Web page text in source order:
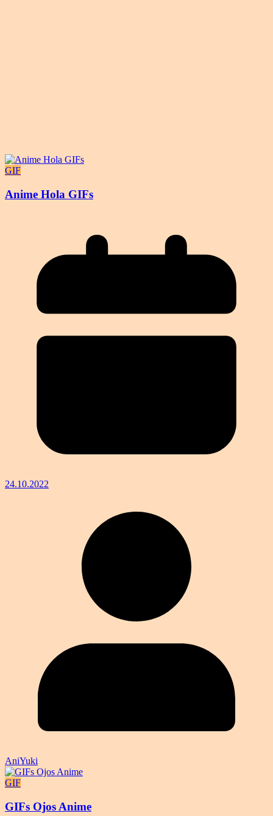
GIF
Anime Hola GIFs
24.10.2022
AniYuki
GIF
GIFs Ojos Anime